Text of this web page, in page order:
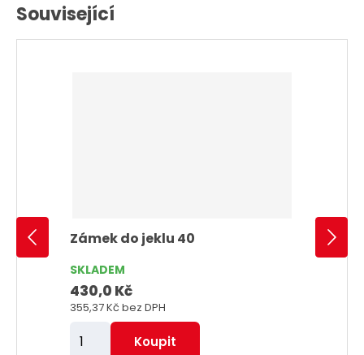
Související
Zámek do jeklu 40
430,0 Kč
355,37 Kč bez DPH
SKLADEM
Koupit